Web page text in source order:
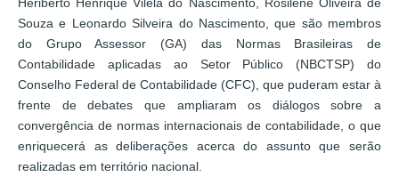
Souza e Leonardo Silveira do Nascimento, que são membros
do Grupo Assessor (GA) das Normas Brasileiras de
Contabilidade aplicadas ao Setor Público (NBCTSP) do
Conselho Federal de Contabilidade (CFC), que puderam estar à
frente de debates que ampliaram os diálogos sobre a
convergência de normas internacionais de contabilidade, o que
enriquecerá as deliberações acerca do assunto que serão
realizadas em território nacional.